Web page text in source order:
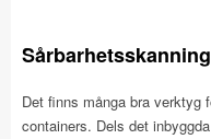
Sårbarhetsskanning
Det finns många bra verktyg
containers. Dels det